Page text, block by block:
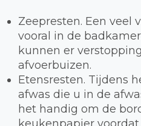
Zeepresten. Een veel
vooral in de
kunnen er
afvoerbuizen.
Etensresten. Tijdens
afwas die u in de
het handig om de